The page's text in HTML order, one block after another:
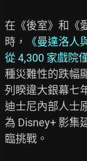
在《後室》和《
時，
《曼達洛人
從 4,300 家戲院
種災難性的跌幅
列睽違大銀幕七
迪士尼內部人士
為 Disney+ 影集
臨挑戰。